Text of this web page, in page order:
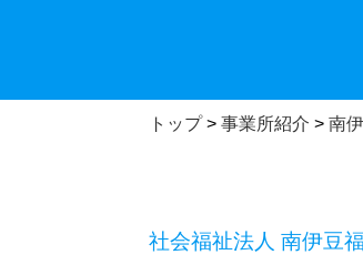
トップ>事業所紹介 >南
社会福祉法人 南伊豆